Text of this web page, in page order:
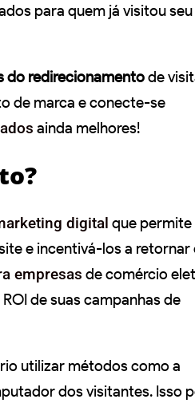
para quem já visitou
do redirecionamentode
de marca e conecte-se
ainda melhores!
digital que permite
e incentivá-los a retornar
empresas de comércio
de suas campanhas de
utilizar métodos como a
dos visitantes. Isso